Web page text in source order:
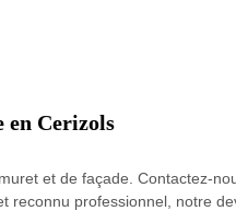
en Cerizols
et de façade. Contactez-
professionnel, notre